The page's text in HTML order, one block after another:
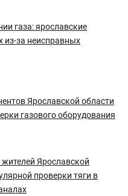
газа: ярославские
из-за неисправных
Ярославской области
газового оборудования
Ярославской
проверки тяги в